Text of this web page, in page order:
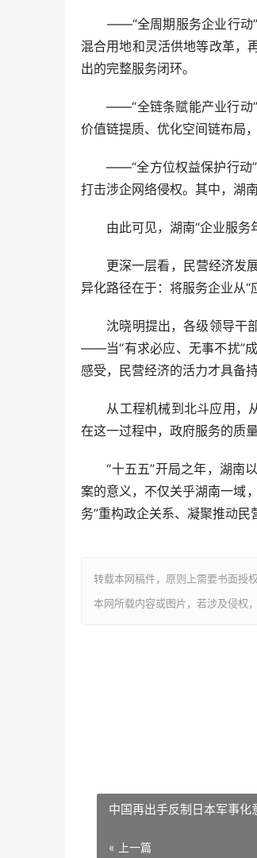
——“全周期服务企业行动”
混合用地和灵活供地等改革，
出的完整服务闭环。
——“全链条赋能产业行动”
价值链提质、优化空间链布局
——“全方位权益保护行动”
打击涉企网络侵权。其中，湖
由此可见，湖南“企业服务年
更深一层看，民营经济发展
异化路径在于：将服务企业从“
沈晓明提出，各级领导干部
——当“有求必应、无事不扰”
感受，民营经济的活力才具备
从工程机械到北斗应用，从
在这一过程中，政府服务的质
“十五五”开局之年，湖南以
案的意义，不仅关乎湖南一域
务”重构政企关系、凝聚推动
转载本网稿件，原则上需要书面授
本网所载内容或图片，若涉及侵权
中国再出手反制日本军事化
« 上一篇